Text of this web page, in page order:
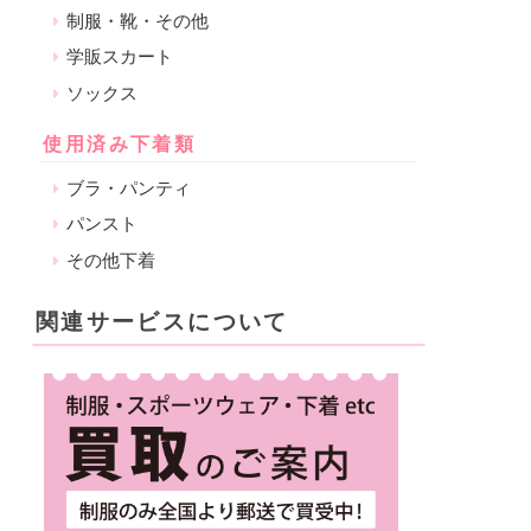
制服・靴・その他
学販スカート
ソックス
使用済み下着類
ブラ・パンティ
パンスト
その他下着
関連サービスについて